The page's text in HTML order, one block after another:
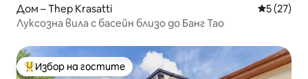
Дом – Thep Krasatti Средна
5 (27)
Луксозна вила с басейн близо до Банг Тао
Най-популярен избор на гостите
Избор на гостите